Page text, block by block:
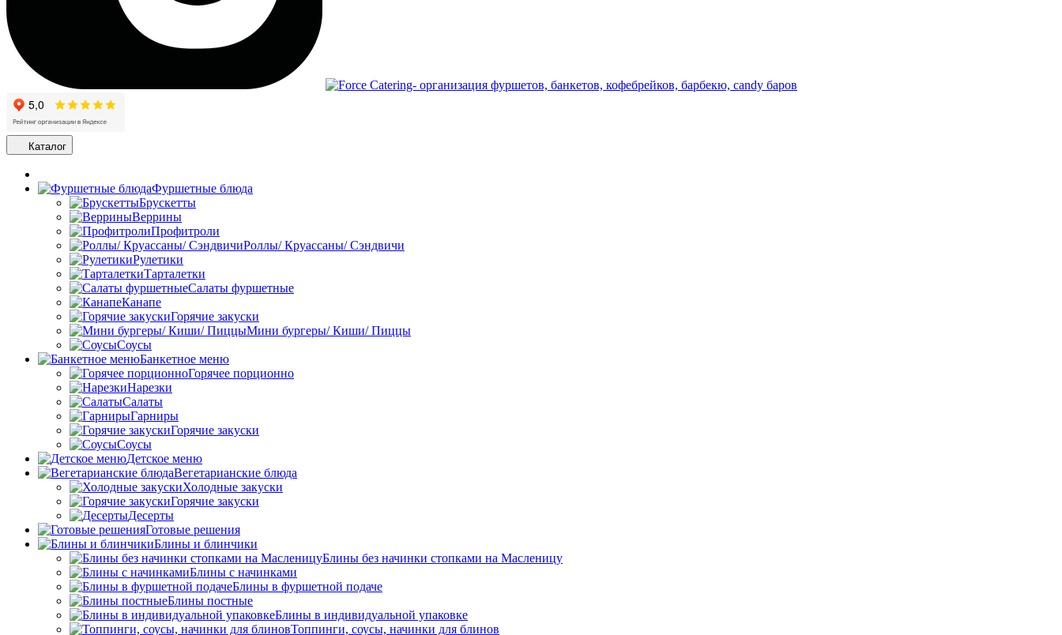
Каталог
Фуршетные блюда
Брускетты
Веррины
Профитроли
Роллы/ Круассаны/ Сэндвичи
Рулетики
Тарталетки
Салаты фуршетные
Канапе
Горячие закуски
Мини бургеры/ Киши/ Пиццы
Соусы
Банкетное меню
Горячее порционно
Нарезки
Салаты
Гарниры
Горячие закуски
Соусы
Детское меню
Вегетарианские блюда
Холодные закуски
Горячие закуски
Десерты
Готовые решения
Блины и блинчики
Блины без начинки стопками на Масленицу
Блины с начинками
Блины в фуршетной подаче
Блины постные
Блины в индивидуальной упаковке
Топпинги, соусы, начинки для блинов